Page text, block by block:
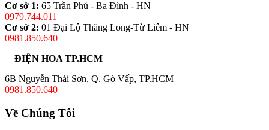
Cơ sở 1: 65 Trần Phú - Ba Đình - HN
0979.744.011
Cơ sở 2: 01 Đại Lộ Thăng Long-Từ Liêm - HN
0981.850.640
ĐIỆN HOA TP.HCM
6B Nguyễn Thái Sơn, Q. Gò Vấp, TP.HCM
0981.850.640
Về Chúng Tôi